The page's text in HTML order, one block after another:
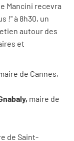
Mancini recevra
!" à 8h30, un
autour des
et
de Cannes,
maire de
de Saint-